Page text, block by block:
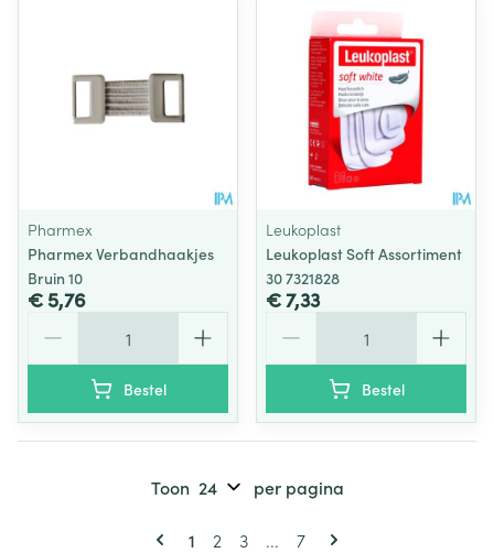
Pharmex
Pharmex Verbandhaakjes
Bruin 10
€ 5,76
Bestel
Leukoplast
Leukoplast Soft Assortiment
30 7321828
€ 7,33
Bestel
Pagina's
U lees momenteel pagina
1 Pagina
2 Pagina
3 ... Pagina
7
Toon per pagina